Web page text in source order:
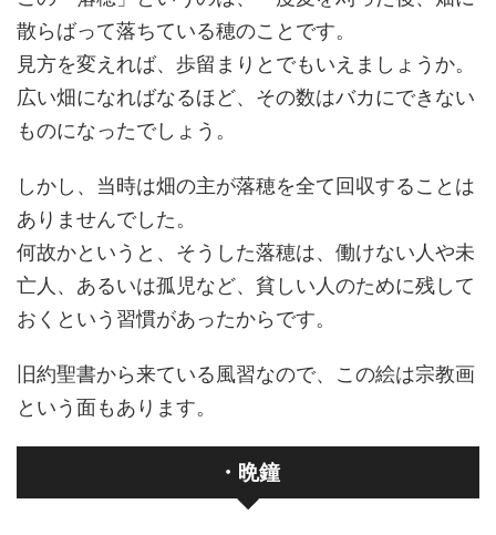
散らばって落ちている穂のことです。
見方を変えれば、歩留まりとでもいえましょうか。
広い畑になればなるほど、その数はバカにできない
ものになったでしょう。
しかし、当時は畑の主が落穂を全て回収することは
ありませんでした。
何故かというと、そうした落穂は、働けない人や未
亡人、あるいは孤児など、貧しい人のために残して
おくという習慣があったからです。
旧約聖書から来ている風習なので、この絵は宗教画
という面もあります。
・晩鐘